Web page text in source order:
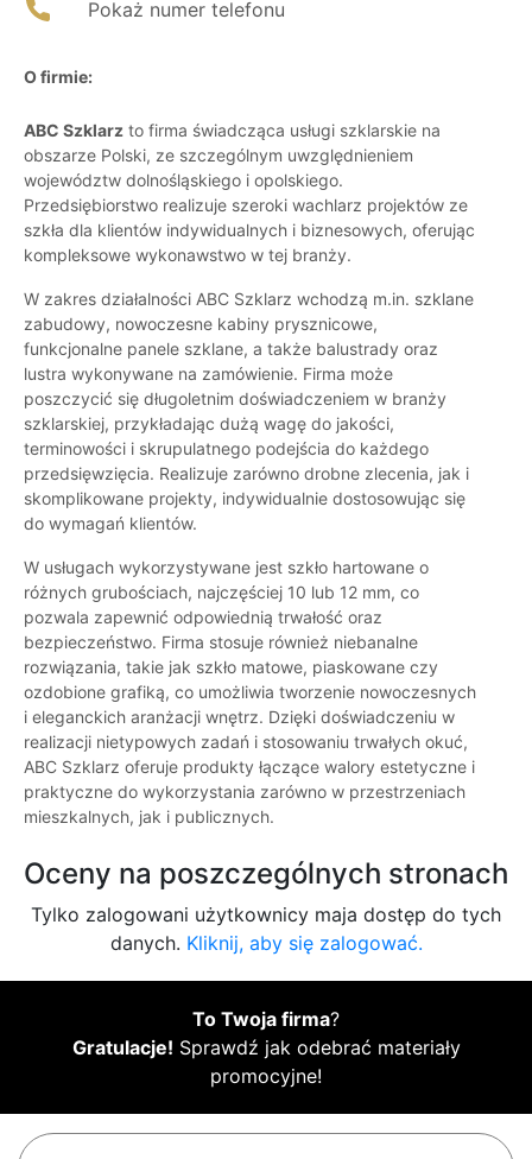
Pokaż numer telefonu
O firmie:
ABC Szklarz to firma świadcząca usługi szklarskie na
obszarze Polski, ze szczególnym uwzględnieniem
województw dolnośląskiego i opolskiego.
Przedsiębiorstwo realizuje szeroki wachlarz projektów ze
szkła dla klientów indywidualnych i biznesowych, oferując
kompleksowe wykonawstwo w tej branży.
W zakres działalności ABC Szklarz wchodzą m.in. szklane
zabudowy, nowoczesne kabiny prysznicowe,
funkcjonalne panele szklane, a także balustrady oraz
lustra wykonywane na zamówienie. Firma może
poszczycić się długoletnim doświadczeniem w branży
szklarskiej, przykładając dużą wagę do jakości,
terminowości i skrupulatnego podejścia do każdego
przedsięwzięcia. Realizuje zarówno drobne zlecenia, jak i
skomplikowane projekty, indywidualnie dostosowując się
do wymagań klientów.
W usługach wykorzystywane jest szkło hartowane o
różnych grubościach, najczęściej 10 lub 12 mm, co
pozwala zapewnić odpowiednią trwałość oraz
bezpieczeństwo. Firma stosuje również niebanalne
rozwiązania, takie jak szkło matowe, piaskowane czy
ozdobione grafiką, co umożliwia tworzenie nowoczesnych
i eleganckich aranżacji wnętrz. Dzięki doświadczeniu w
realizacji nietypowych zadań i stosowaniu trwałych okuć,
ABC Szklarz oferuje produkty łączące walory estetyczne i
praktyczne do wykorzystania zarówno w przestrzeniach
mieszkalnych, jak i publicznych.
Oceny na poszczególnych stronach
Tylko zalogowani użytkownicy maja dostęp do tych
danych. Kliknij, aby się zalogować.
To Twoja firma?
Gratulacje! Sprawdź jak odebrać materiały
promocyjne!